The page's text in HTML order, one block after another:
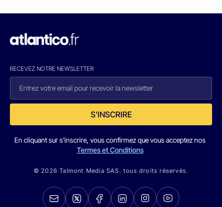
RECEVEZ NOTRE NEWSLETTER
S'INSCRIRE
En cliquant sur s'inscrire, vous confirmez que vous acceptez nos
Termes et Conditions
© 2026 Talmont Media SAS. tous droits réservés.